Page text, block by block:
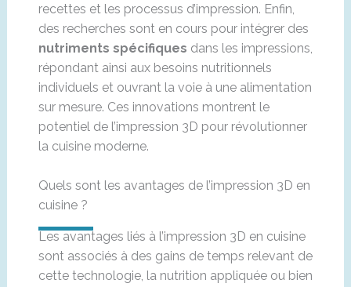
recettes et les processus d’impression. Enfin,
des recherches sont en cours pour intégrer des
nutriments spécifiques dans les impressions,
répondant ainsi aux besoins nutritionnels
individuels et ouvrant la voie à une alimentation
sur mesure. Ces innovations montrent le
potentiel de l’impression 3D pour révolutionner
la cuisine moderne.
Quels sont les avantages de l’impression 3D en
cuisine ?
Les avantages liés à l’impression 3D en cuisine
sont associés à des gains de temps relevant de
cette technologie, la nutrition appliquée ou bien